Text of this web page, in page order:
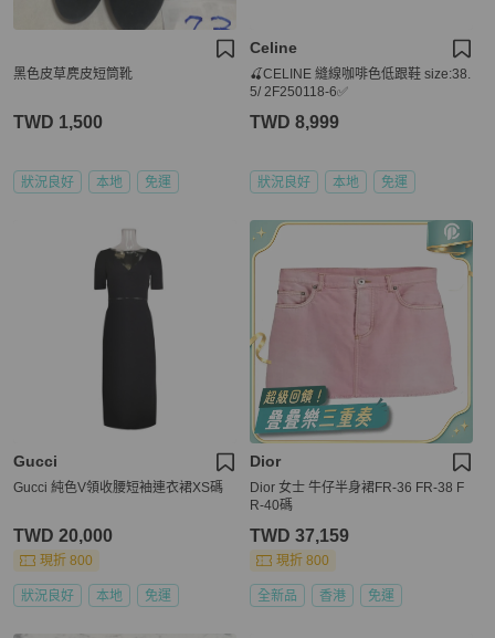
黑色皮草麂皮短筒靴
TWD 1,500
狀況良好 本地 免運
Celine
🍒CELINE 縫線咖啡色低跟鞋 size:38.
5/ 2F250118-6✅
TWD 8,999
狀況良好 本地 免運
Gucci
Gucci 純色V領收腰短袖連衣裙XS碼
TWD 20,000
現折 800
狀況良好 本地 免運
Dior
Dior 女士 牛仔半身裙FR-36 FR-38 F
R-40碼
TWD 37,159
現折 800
全新品 香港 免運